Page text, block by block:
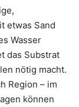
etwas Sand
Wasser
das Substrat
nötig macht.
Region – im
können